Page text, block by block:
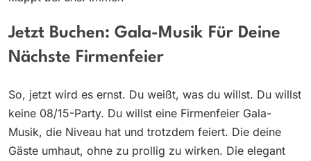
Jetzt Buchen: Gala-Musik Für Deine
Nächste Firmenfeier
So, jetzt wird es ernst. Du weißt, was du willst. Du willst
keine 08/15-Party. Du willst eine Firmenfeier Gala-
Musik, die Niveau hat und trotzdem feiert. Die deine
Gäste umhaut, ohne zu prollig zu wirken. Die elegant